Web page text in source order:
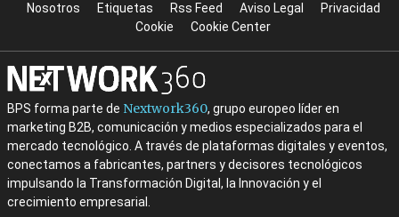
Nosotros Etiquetas Rss Feed Aviso Legal
Privacidad
Cookie
Cookie Center
BPS forma parte de Nextwork360, grupo europeo líder en
marketing B2B, comunicación y medios especializados para el
mercado tecnológico. A través de plataformas digitales y eventos,
conectamos a fabricantes, partners y decisores tecnológicos
impulsando la Transformación Digital, la Innovación y el
crecimiento empresarial.